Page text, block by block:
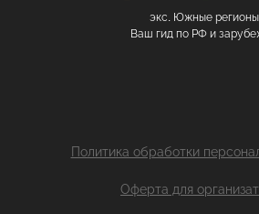
экс. Южные регионы
Ваш гид по РФ и
Политика обработки
Оферта для